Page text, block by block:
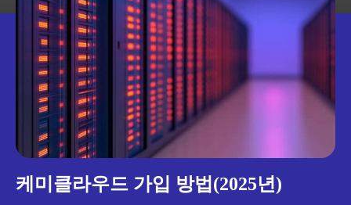
케미클라우드 가입 방법(2025년)